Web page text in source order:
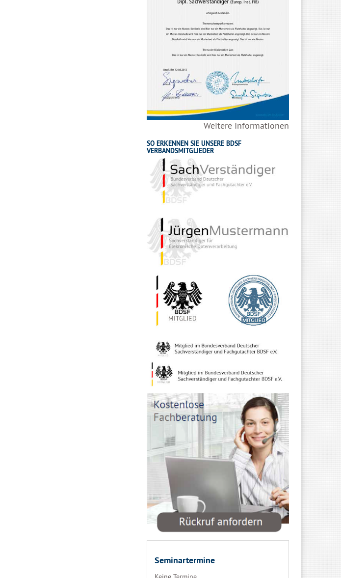
Weitere Informationen
SO ERKENNEN SIE UNSERE BDSF
VERBANDSMITGLIEDER
Seminartermine